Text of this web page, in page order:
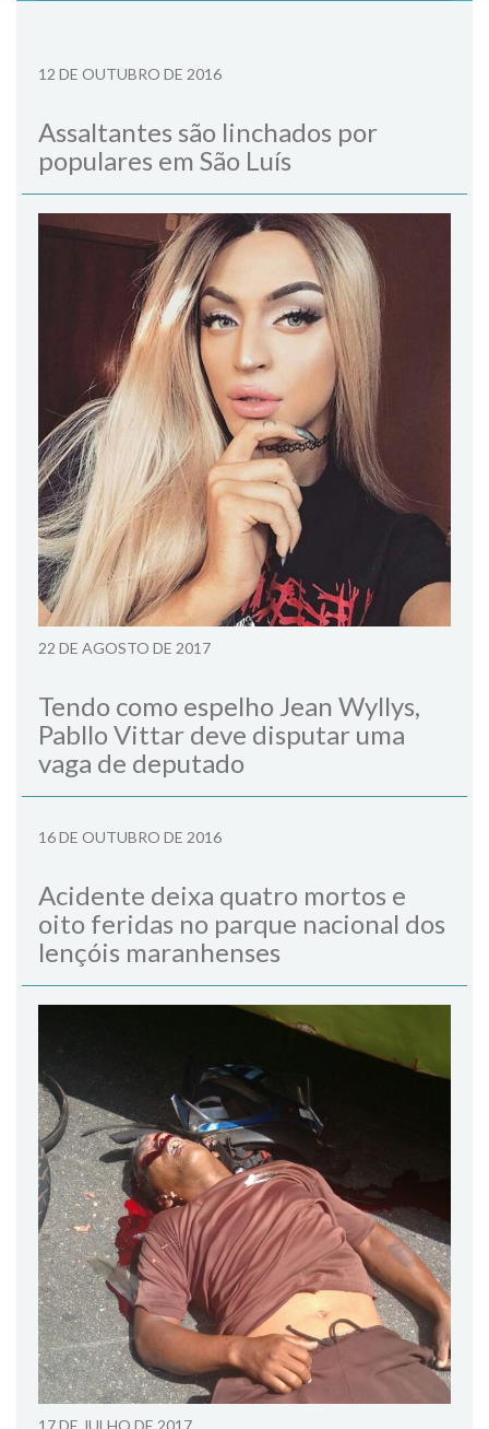
12 DE OUTUBRO DE 2016
Assaltantes são linchados por
populares em São Luís
22 DE AGOSTO DE 2017
Tendo como espelho Jean Wyllys,
Pabllo Vittar deve disputar uma
vaga de deputado
16 DE OUTUBRO DE 2016
Acidente deixa quatro mortos e
oito feridas no parque nacional dos
lençóis maranhenses
17 DE JULHO DE 2017